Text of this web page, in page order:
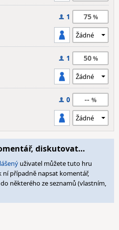
1 75
1 50
0 --
diskutovat…
uživatel můžete tuto hru
případně napsat komentář,
některého ze seznamů (vlastním,